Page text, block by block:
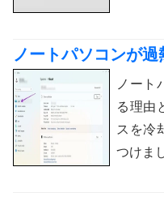
ノートパソコンが
ノート
る理由
スを冷
つけま